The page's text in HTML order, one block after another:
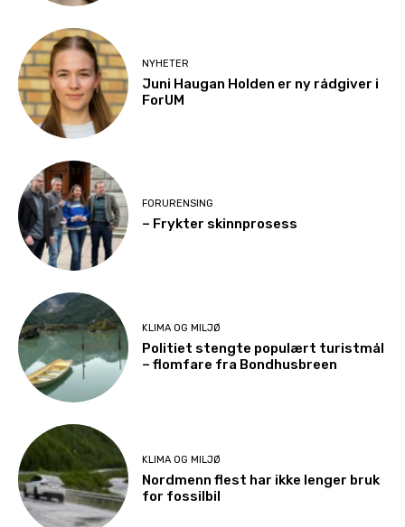
NYHETER
Juni Haugan Holden er ny rådgiver i
ForUM
FORURENSING
– Frykter skinnprosess
KLIMA OG MILJØ
Politiet stengte populært turistmål
– flomfare fra Bondhusbreen
KLIMA OG MILJØ
Nordmenn flest har ikke lenger bruk
for fossilbil